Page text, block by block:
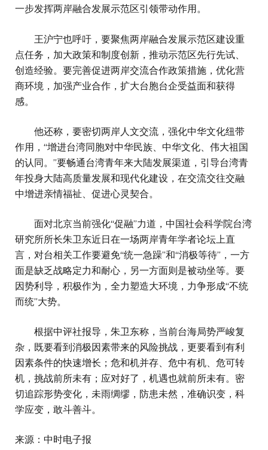
一步发挥两岸融合发展示范区引领带动作用。
王沪宁也呼吁，要聚焦两岸融合发展示范区建设重
点任务，加大政策和制度创新，推动示范区先行先试、
创造经验。要完善促进两岸交流合作政策措施，优化营
商环境，加强产业合作，扩大台胞台企受益面和获得
感。
他还称，要密切两岸人文交流，强化中华文化纽带
作用，“增进台湾同胞对中华民族、中华文化、伟大祖国
的认同。”要畅通台湾青年来大陆发展渠道，引导台湾青
年投身大陆高质量发展和现代化建设，在交流交往交融
中增进亲情福祉、促进心灵契合。
面对北京当前强化“促融”力道，中国社会科学院台湾
研究所所长朱卫东近日在一场两岸青年学者论坛上直
言，对台相关工作要避免“统一急躁”和“消极等待”，一方
面是缺乏战略定力和耐心，另一方面则是被动坐等。要
因势利导，积极作为，全力塑造大环境，力争形成“不统
而统”大势。
根据中评社报导，朱卫东称，当前台海局势严峻复
杂，既要看到消极因素带来的风险挑战，更要看到有利
因素条件的快速增长；危和机并存、危中有机、危可转
机，挑战前所未有；应对好了，机遇也就前所未有。密
切追踪形势变化，未雨绸缪，防患未然，准确识变，科
学应变，敢斗善斗。
来源：中时电子报